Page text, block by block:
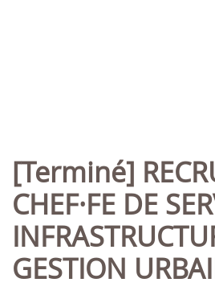
[Terminé] RECRUTEMENT:
CHEF·FE DE
GESTION